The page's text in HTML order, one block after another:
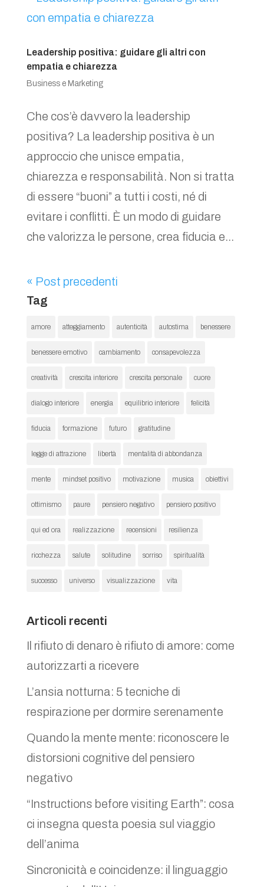
Leadership positiva: guidare gli altri con
empatia e chiarezza
Business e Marketing
Che cos’è davvero la leadership
positiva? La leadership positiva è un
approccio che unisce empatia,
chiarezza e responsabilità. Non si tratta
di essere “buoni” a tutti i costi, né di
evitare i conflitti. È un modo di guidare
che valorizza le persone, crea fiducia e...
« Post precedenti
Tag
amore atteggiamento autenticità autostima benessere
benessere emotivo cambiamento consapevolezza
creatività crescita interiore crescita personale cuore
dialogo interiore energia equilibrio interiore felicità
fiducia formazione futuro gratitudine
legge di attrazione libertà mentalità di abbondanza
mente mindset positivo motivazione musica obiettivi
ottimismo paure pensiero negativo pensiero positivo
qui ed ora realizzazione recensioni resilienza
ricchezza salute solitudine sorriso spiritualità
successo universo visualizzazione vita
Articoli recenti
Il rifiuto di denaro è rifiuto di amore: come
autorizzarti a ricevere
L’ansia notturna: 5 tecniche di
respirazione per dormire serenamente
Quando la mente mente: riconoscere le
distorsioni cognitive del pensiero
negativo
“Instructions before visiting Earth”: cosa
ci insegna questa poesia sul viaggio
dell’anima
Sincronicità e coincidenze: il linguaggio